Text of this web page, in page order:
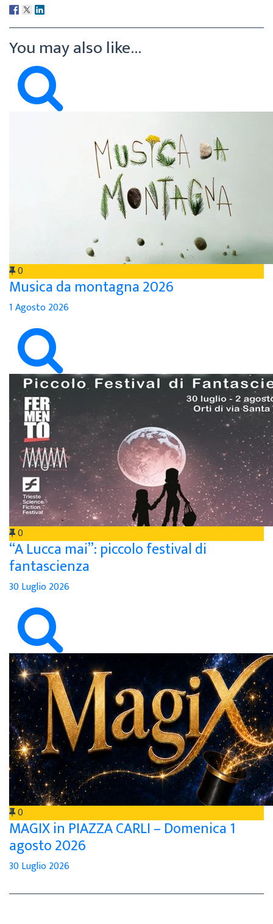
You may also like...
0
Musica da montagna 2026
1 Agosto 2026
0
“A Lucca mai”: piccolo festival di
fantascienza
30 Luglio 2026
0
MAGIX in PIAZZA CARLI – Domenica 1
agosto 2026
30 Luglio 2026